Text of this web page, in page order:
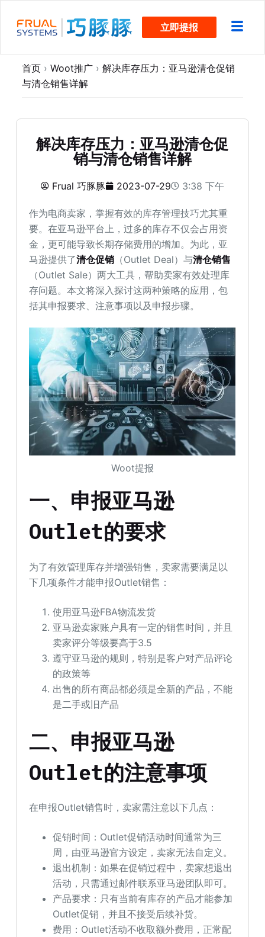
过
立即提报
首页 › Woot推广 › 解决库存压力：亚马逊清仓促销
与清仓销售详解
解决库存压力：亚马逊清仓促
销与清仓销售详解
Frual 巧豚豚 2023-07-29 3:38 下午
作为电商卖家，掌握有效的库存管理技巧尤其重
要。在亚马逊平台上，过多的库存不仅会占用资
金，更可能导致长期存储费用的增加。为此，亚
马逊提供了清仓促销 （Outlet Deal）与清仓销售
（Outlet Sale）两大工具，帮助卖家有效处理库
存问题。本文将深入探讨这两种策略的应用，包
括其申报要求、注意事项以及申报步骤。
Woot提报
一、申报亚马逊
Outlet的要求
为了有效管理库存并增强销售，卖家需要满足以
下几项条件才能申报Outlet销售：
使用亚马逊FBA物流发货
亚马逊卖家账户具有一定的销售时间，并且
卖家评分等级要高于3.5
遵守亚马逊的规则，特别是客户对产品评论
的政策等
出售的所有商品都必须是全新的产品，不能
是二手或旧产品
二、申报亚马逊
Outlet的注意事项
在申报Outlet销售时，卖家需注意以下几点：
促销时间：Outlet促销活动时间通常为三
周，由亚马逊官方设定，卖家无法自定义。
退出机制：如果在促销过程中，卖家想退出
活动，只需通过邮件联系亚马逊团队即可。
产品要求：只有当前有库存的产品才能参加
Outlet促销，并且不接受后续补货。
费用：Outlet活动不收取额外费用，正常配